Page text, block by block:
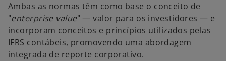
Ambas as normas têm como base o conceito de
"enterprise value" — valor para os investidores — e
incorporam conceitos e princípios utilizados pelas
IFRS contábeis, promovendo uma abordagem
integrada de reporte corporativo.